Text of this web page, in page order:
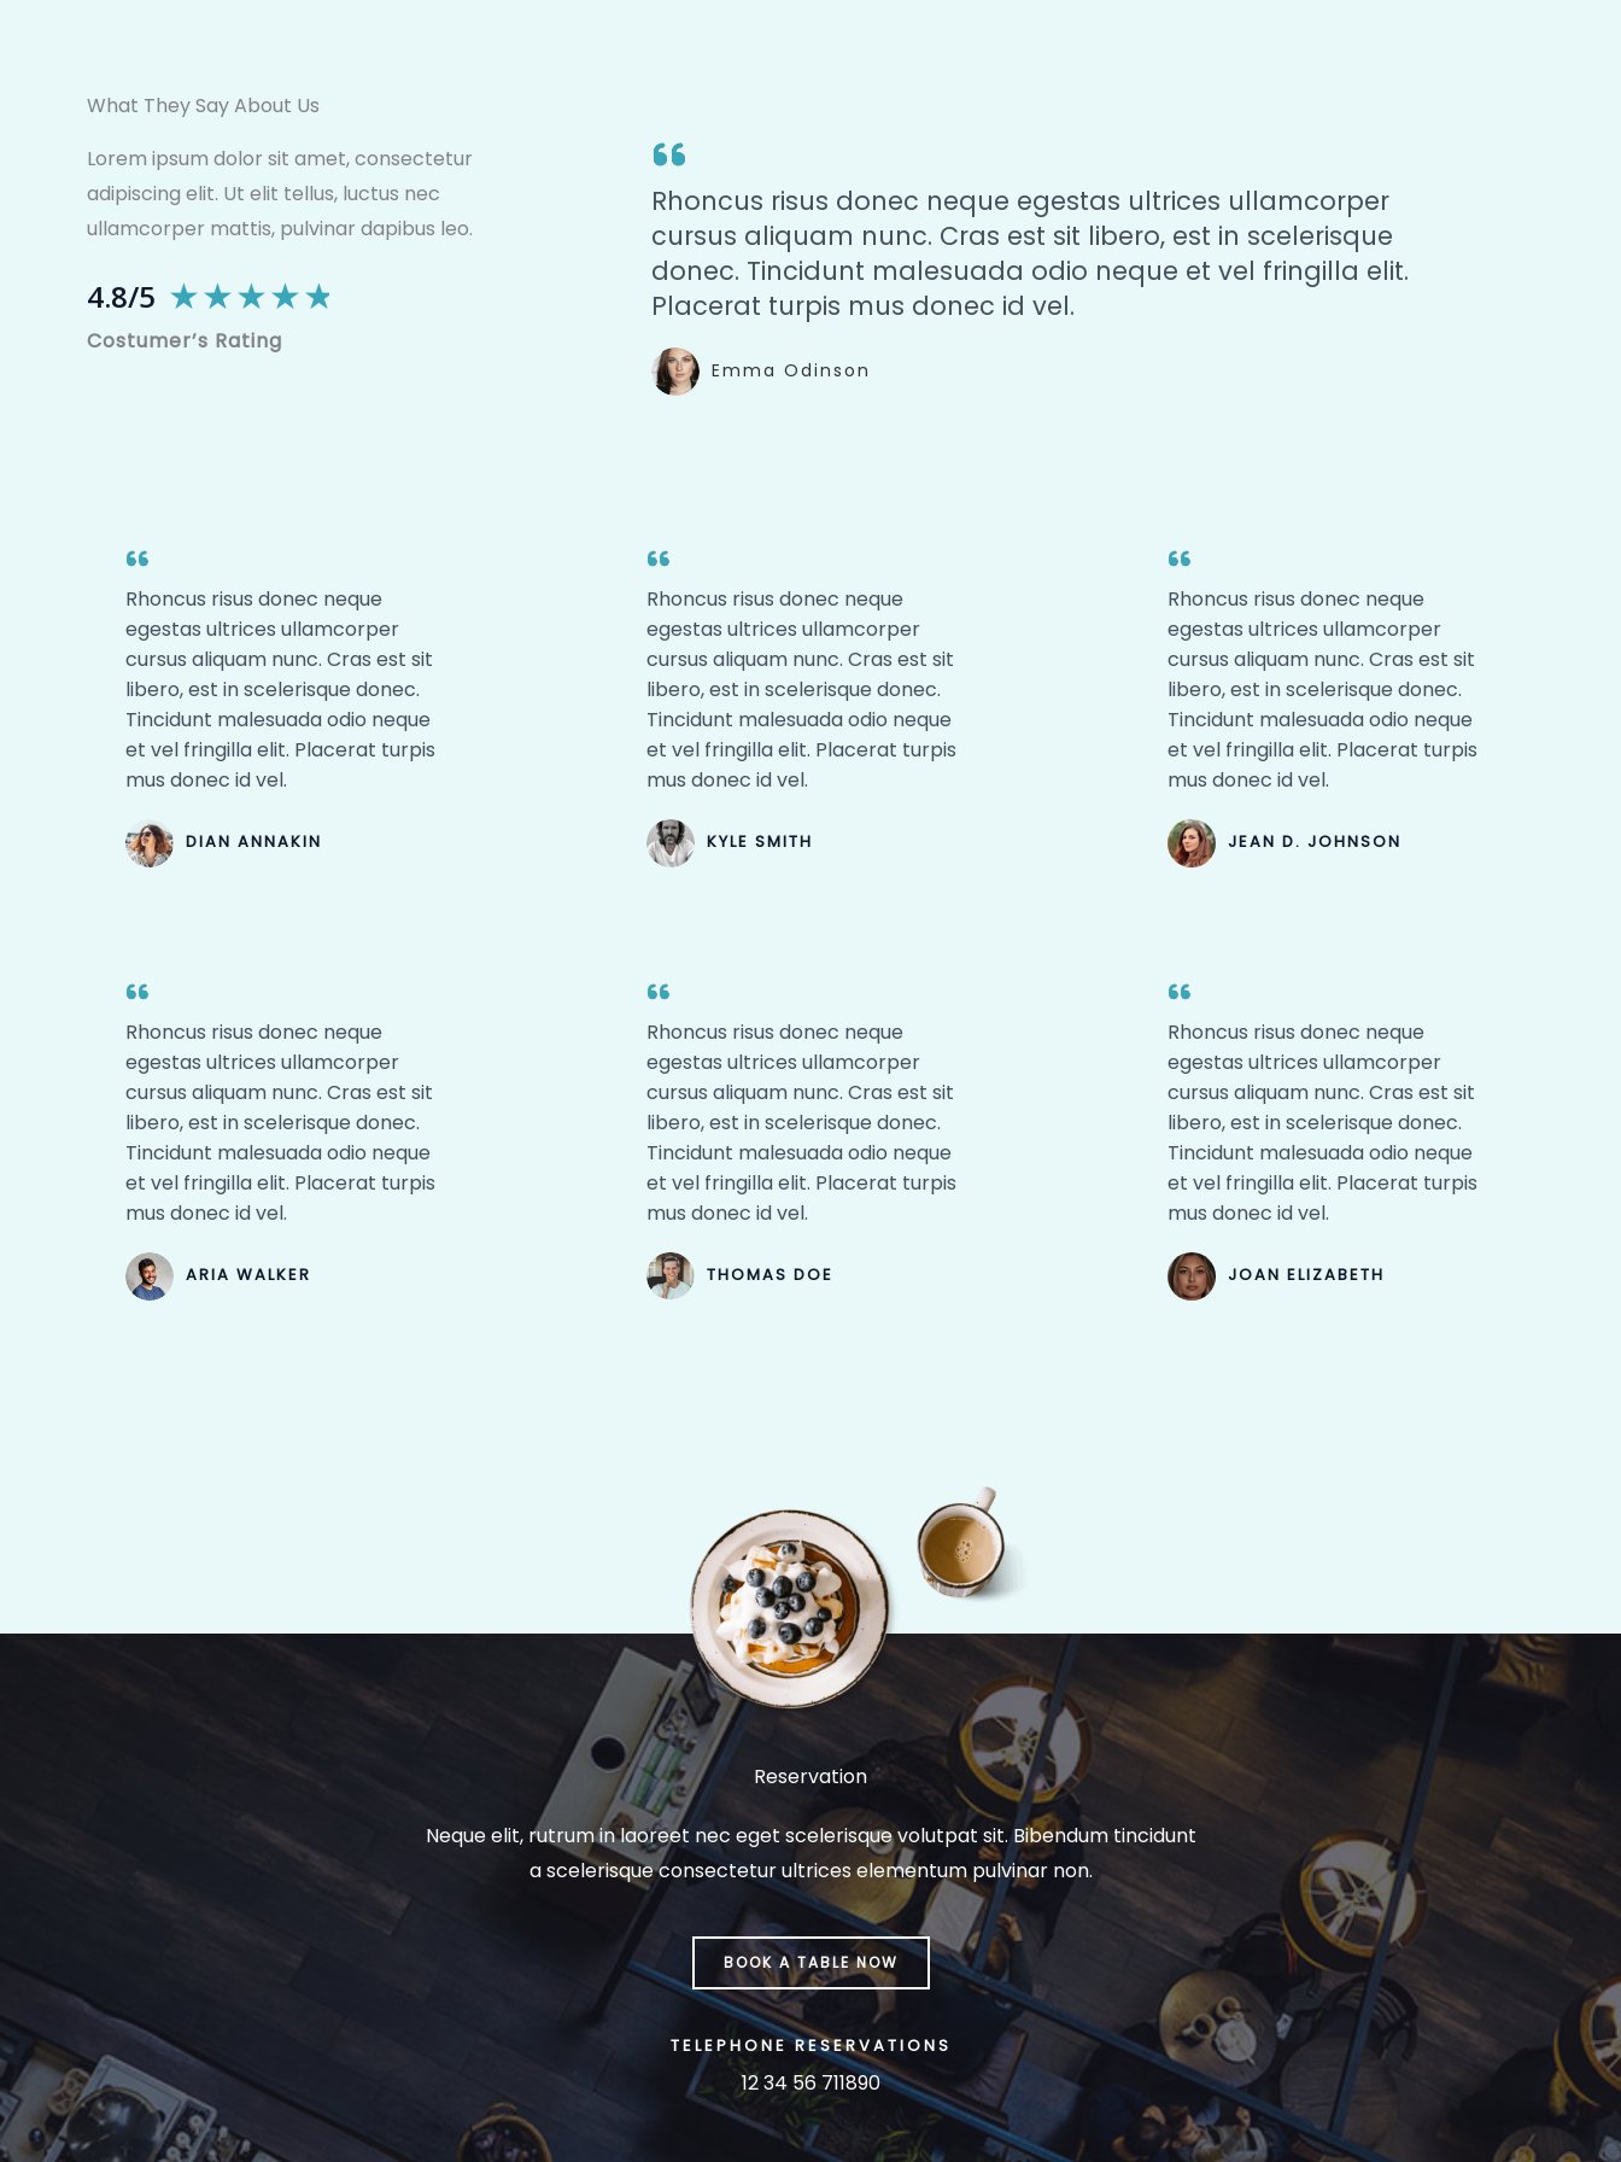
What They Say About Us​
Lorem ipsum dolor sit amet, consectetur
adipiscing elit. Ut elit tellus, luctus nec
ullamcorper mattis, pulvinar dapibus leo.
4.8/5 ★★★★★
Costumer’s Rating
Rhoncus risus donec neque egestas ultrices ullamcorper
cursus aliquam nunc. Cras est sit libero, est in scelerisque
donec. Tincidunt malesuada odio neque et vel fringilla elit.
Placerat turpis mus donec id vel.​
Emma Odinson​
Rhoncus risus donec neque
egestas ultrices ullamcorper
cursus aliquam nunc. Cras est sit
libero, est in scelerisque donec.
Tincidunt malesuada odio neque
et vel fringilla elit. Placerat turpis
mus donec id vel.​
DIAN ANNAKIN​
Rhoncus risus donec neque
egestas ultrices ullamcorper
cursus aliquam nunc. Cras est sit
libero, est in scelerisque donec.
Tincidunt malesuada odio neque
et vel fringilla elit. Placerat turpis
mus donec id vel.​
KYLE SMITH​
Rhoncus risus donec neque
egestas ultrices ullamcorper
cursus aliquam nunc. Cras est sit
libero, est in scelerisque donec.
Tincidunt malesuada odio neque
et vel fringilla elit. Placerat turpis
mus donec id vel.​
JEAN D. JOHNSON​
Rhoncus risus donec neque
egestas ultrices ullamcorper
cursus aliquam nunc. Cras est sit
libero, est in scelerisque donec.
Tincidunt malesuada odio neque
et vel fringilla elit. Placerat turpis
mus donec id vel.​
ARIA WALKER​
Rhoncus risus donec neque
egestas ultrices ullamcorper
cursus aliquam nunc. Cras est sit
libero, est in scelerisque donec.
Tincidunt malesuada odio neque
et vel fringilla elit. Placerat turpis
mus donec id vel.​
THOMAS DOE​
Rhoncus risus donec neque
egestas ultrices ullamcorper
cursus aliquam nunc. Cras est sit
libero, est in scelerisque donec.
Tincidunt malesuada odio neque
et vel fringilla elit. Placerat turpis
mus donec id vel.​
JOAN ELIZABETH​
Reservation
Neque elit, rutrum in laoreet nec eget scelerisque volutpat sit. Bibendum tincidunt
a scelerisque consectetur ultrices elementum pulvinar non.
BOOK A TABLE NOW
TELEPHONE RESERVATIONS
12 34 56 711890